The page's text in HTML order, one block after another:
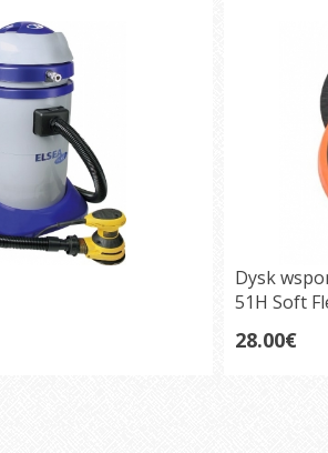
Dysk
51H Soft
28.00€